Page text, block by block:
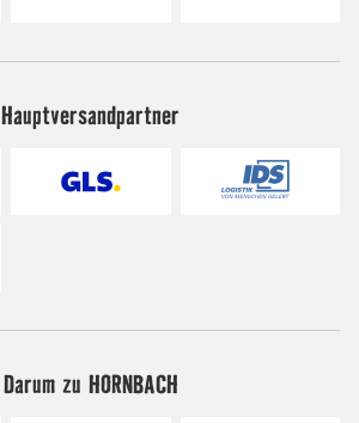
Hauptversandpartner
Darum zu HORNBACH